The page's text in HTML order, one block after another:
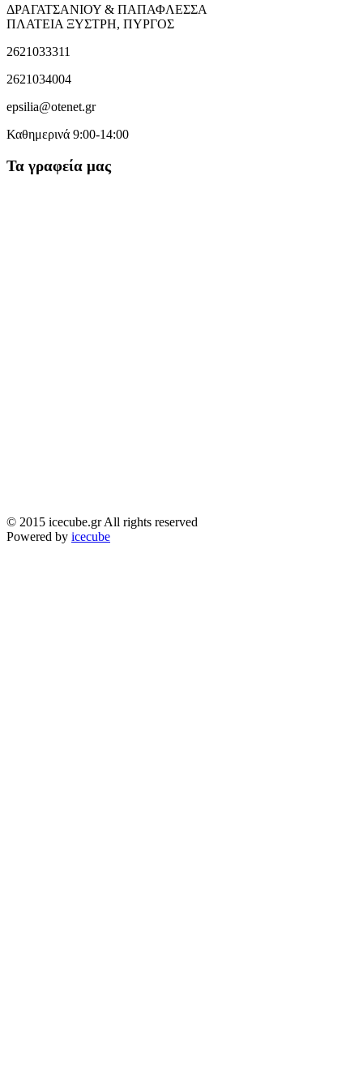
ΔΡΑΓΑΤΣΑΝΙΟΥ & ΠΑΠΑΦΛΕΣΣΑ
ΠΛΑΤΕΙΑ ΞΥΣΤΡΗ, ΠΥΡΓΟΣ
2621033311
2621034004
epsilia@otenet.gr
Καθημερινά 9:00-14:00
Τα γραφεία μας
© 2015 icecube.gr All rights reserved
Powered by icecube